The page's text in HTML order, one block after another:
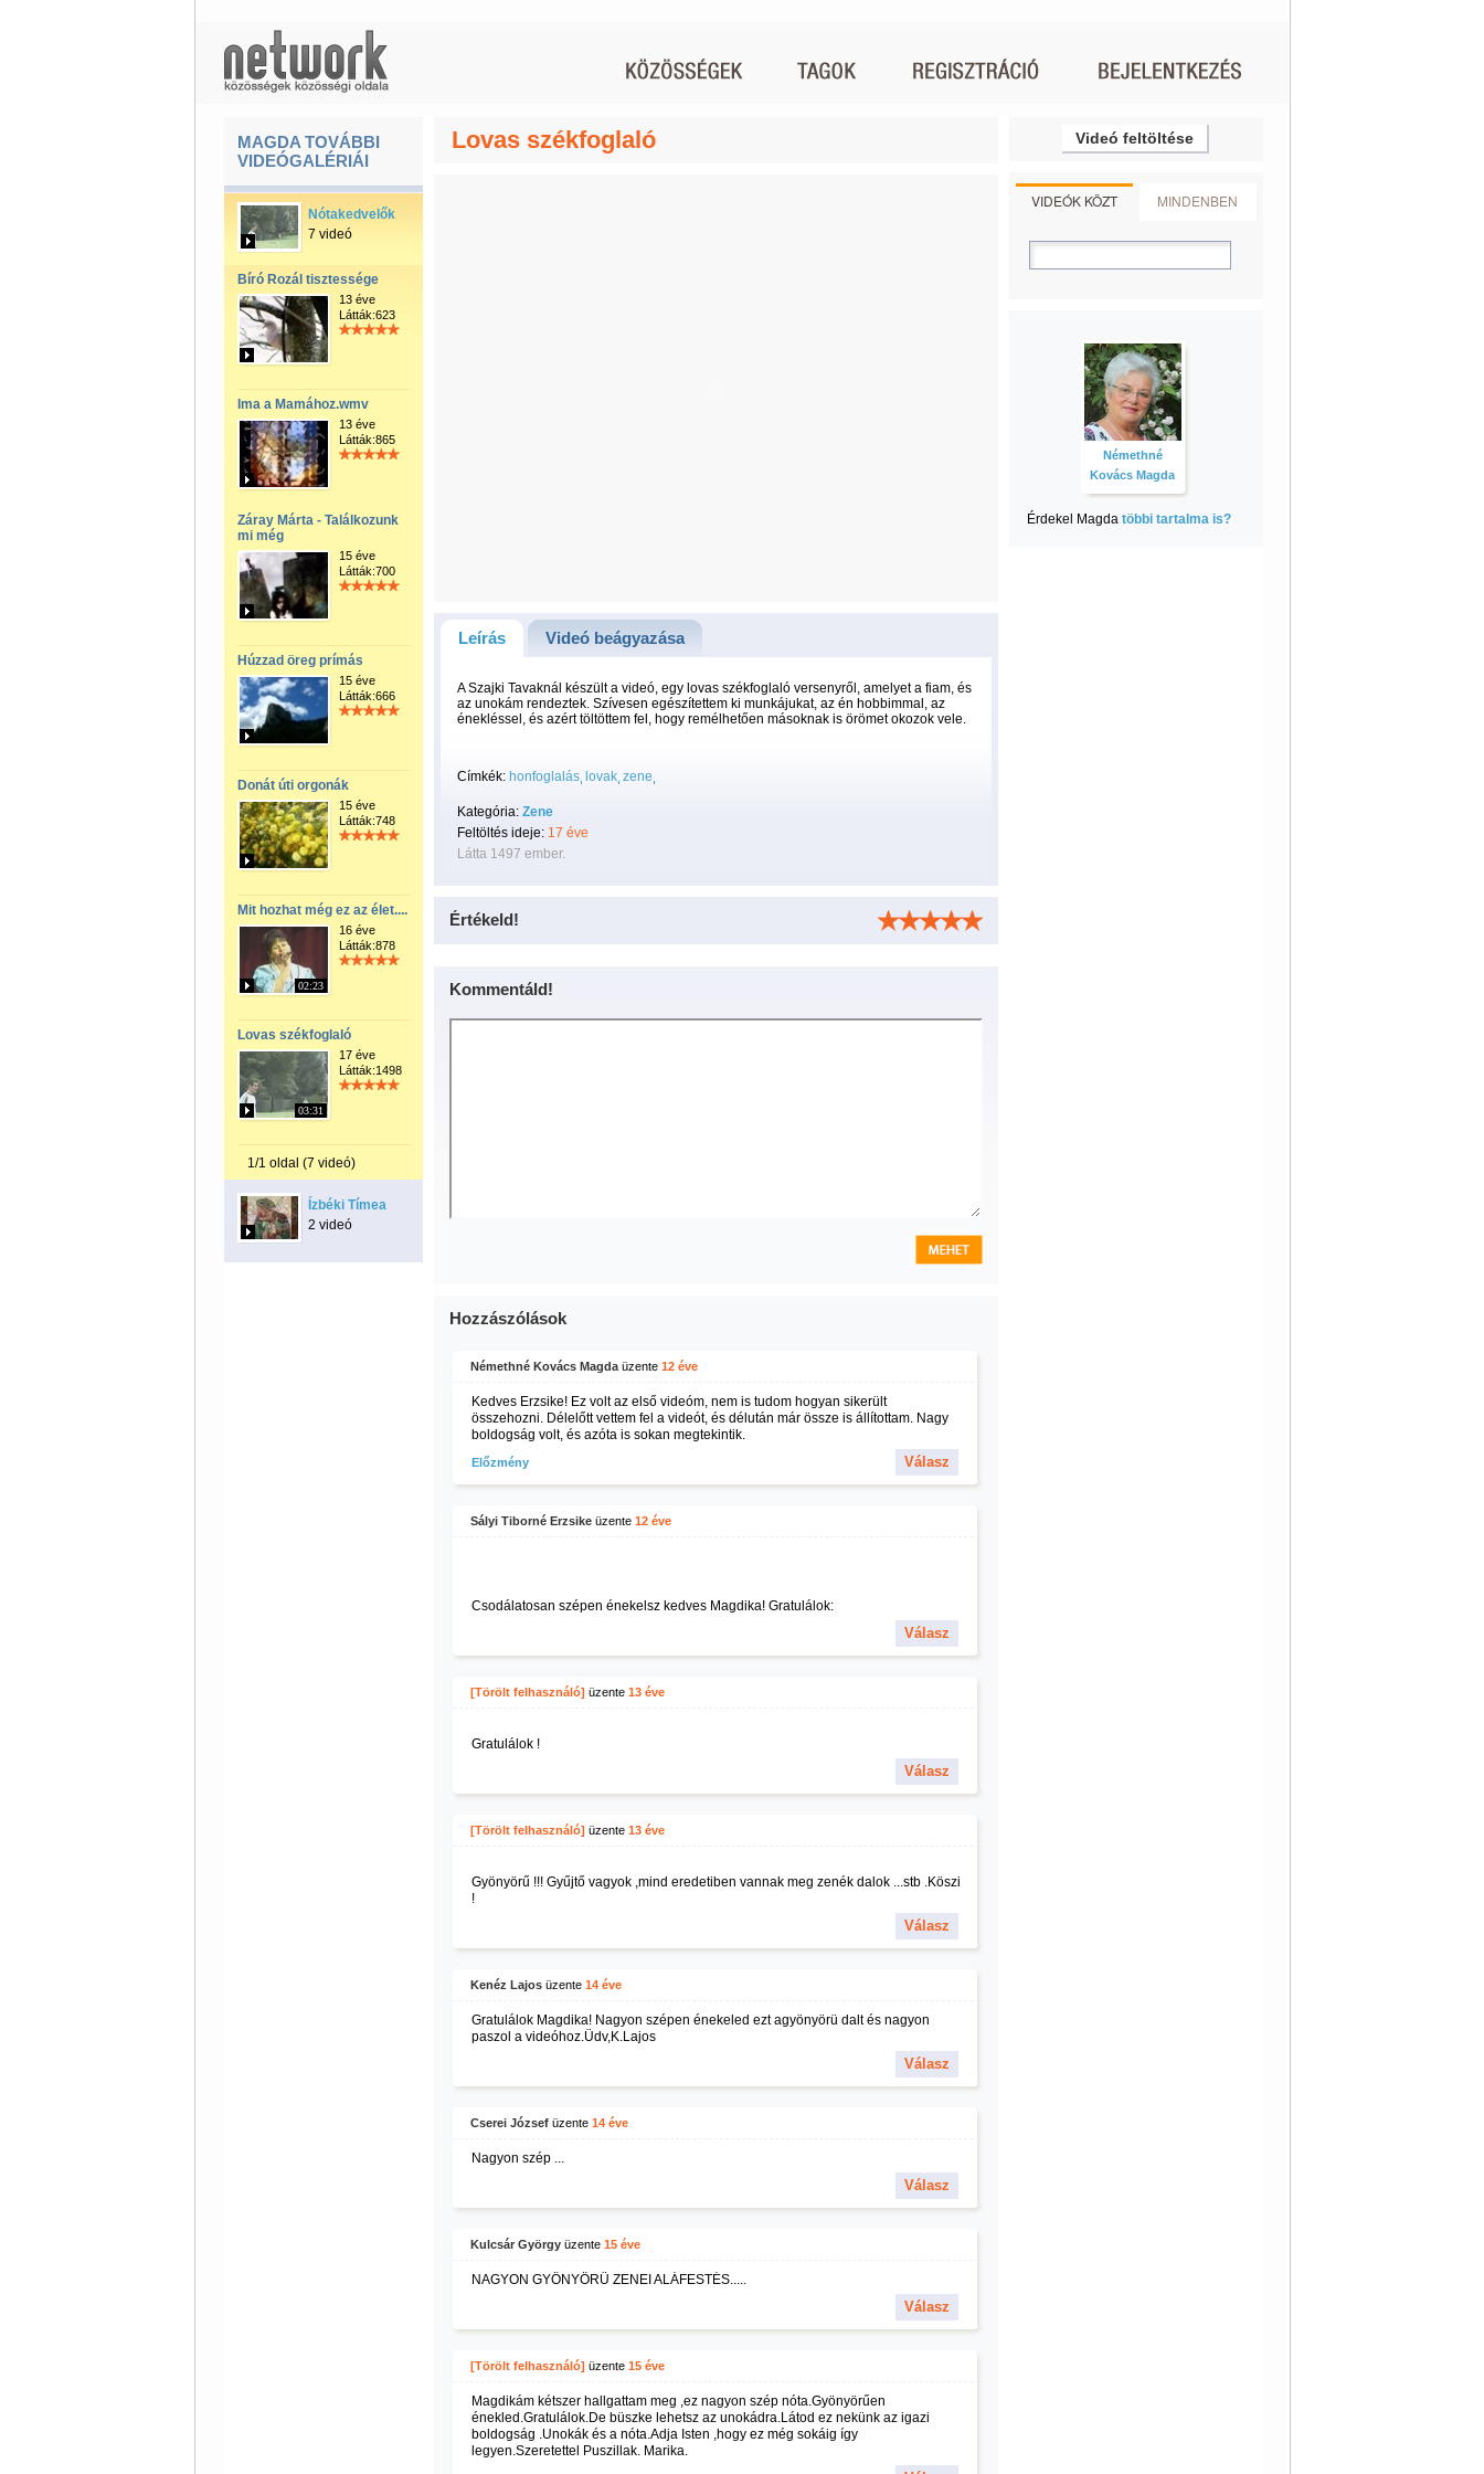
MAGDA TOVÁBBI
VIDEÓGALÉRIÁI
Nótakedvelők
7 videó
Bíró Rozál tisztessége
13 éve
Látták:623
Ima a Mamához.wmv
13 éve
Látták:865
Záray Márta - Találkozunk
mi még
15 éve
Látták:700
Húzzad öreg prímás
15 éve
Látták:666
Donát úti orgonák
15 éve
Látták:748
Mit hozhat még ez az élet....
02:23
16 éve
Látták:878
Lovas székfoglaló
03:31
17 éve
Látták:1498
1/1 oldal (7 videó)
Ízbéki Tímea
2 videó
Lovas székfoglaló
Leírás Videó beágyazása
A Szajki Tavaknál készült a videó, egy lovas székfoglaló versenyről, amelyet a fiam, és
az unokám rendeztek. Szívesen egészítettem ki munkájukat, az én hobbimmal, az
énekléssel, és azért töltöttem fel, hogy remélhetően másoknak is örömet okozok vele.
Címkék: honfoglalás lovak zene
Kategória: Zene
Feltöltés ideje: 17 éve
Látta 1497 ember.
Értékeld!
Kommentáld!
Hozzászólások
Némethné Kovács Magdaüzente 12 éve
Kedves Erzsike! Ez volt az első videóm, nem is tudom hogyan sikerült
összehozni. Délelőtt vettem fel a videót, és délután már össze is állítottam. Nagy
boldogság volt, és azóta is sokan megtekintik.
Előzmény Válasz
Sályi Tiborné Erzsikeüzente 12 éve
Csodálatosan szépen énekelsz kedves Magdika! Gratulálok:
Válasz
[Törölt felhasználó] üzente 13 éve
Gratulálok !
Válasz
[Törölt felhasználó] üzente 13 éve
Gyönyörű !!! Gyűjtő vagyok ,mind eredetiben vannak meg zenék dalok ...stb .Köszi
!
Válasz
Kenéz Lajosüzente 14 éve
Gratulálok Magdika! Nagyon szépen énekeled ezt agyönyörü dalt és nagyon
paszol a videóhoz.Üdv,K.Lajos
Válasz
Cserei Józsefüzente 14 éve
Nagyon szép ...
Válasz
Kulcsár Györgyüzente 15 éve
NAGYON GYÖNYÖRÜ ZENEI ALÁFESTÉS.....
Válasz
[Törölt felhasználó] üzente 15 éve
Magdikám kétszer hallgattam meg ,ez nagyon szép nóta.Gyönyörűen
énekled.Gratulálok.De büszke lehetsz az unokádra.Látod ez nekünk az igazi
boldogság .Unokák és a nóta.Adja Isten ,hogy ez még sokáig így
legyen.Szeretettel Puszillak. Marika.
Videó feltöltése
VIDEÓK KÖZT MINDENBEN
Némethné
Kovács Magda
Érdekel Magda többi tartalma is?